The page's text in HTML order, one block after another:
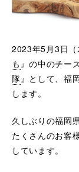
2023年5月3日
も 』の中のチー
隊』として、福
します。
久しぶりの福岡
たくさんのお客
しています。